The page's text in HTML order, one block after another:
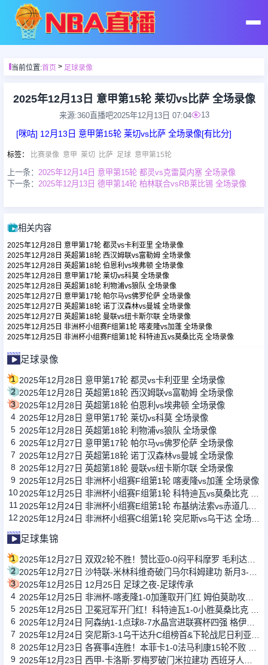
首页
足球直播
篮球直播
足球集锦
篮球集锦
足球新闻
篮球新闻
当前位置:首页> 足球录像
2025年12月13日 意甲第15轮 莱切vs比萨 全场录像
来源:360直播吧2025年12月13日 07:04 13
[咪咕] 12月13日 意甲第15轮 莱切vs比萨 全场录像[有比分]
标签： 比赛录像 意甲 莱切 比萨 足球 意甲第15轮
上一条： 2025年12月14日 意甲第15轮 都灵vs克雷莫内塞 全场录像
下一条： 2025年12月13日 德甲第14轮 柏林联合vsRB莱比锡 全场录像
相关内容
2025年12月28日 意甲第17轮 都灵vs卡利亚里 全场录像
2025年12月28日 英超第18轮 西汉姆联vs富勒姆 全场录像
2025年12月28日 英超第18轮 伯恩利vs埃弗顿 全场录像
2025年12月28日 意甲第17轮 莱切vs科莫 全场录像
2025年12月28日 英超第18轮 利物浦vs狼队 全场录像
2025年12月27日 意甲第17轮 帕尔马vs佛罗伦萨 全场录像
2025年12月27日 英超第18轮 诺丁汉森林vs曼城 全场录像
2025年12月27日 英超第18轮 曼联vs纽卡斯尔联 全场录像
2025年12月25日 非洲杯小组赛F组第1轮 喀麦隆vs加蓬 全场录像
2025年12月25日 非洲杯小组赛F组第1轮 科特迪瓦vs莫桑比克 全场录像
足球录像
1 2025年12月28日 意甲第17轮 都灵vs卡利亚里 全场录像
2 2025年12月28日 英超第18轮 西汉姆联vs富勒姆 全场录像
3 2025年12月28日 英超第18轮 伯恩利vs埃弗顿 全场录像
4 2025年12月28日 意甲第17轮 莱切vs科莫 全场录像
5 2025年12月28日 英超第18轮 利物浦vs狼队 全场录像
6 2025年12月27日 意甲第17轮 帕尔马vs佛罗伦萨 全场录像
7 2025年12月27日 英超第18轮 诺丁汉森林vs曼城 全场录像
8 2025年12月27日 英超第18轮 曼联vs纽卡斯尔联 全场录像
9 2025年12月25日 非洲杯小组赛F组第1轮 喀麦隆vs加蓬 全场录像
10
11
12
足球集锦
1
2
3 2025年12月25日 12月25日 足球之夜-足球传承
4
5
6
7
8
9